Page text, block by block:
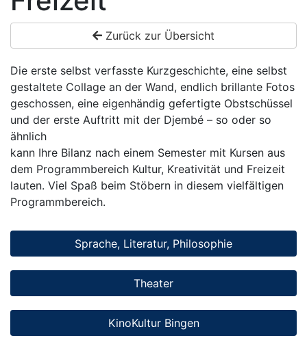
Zurück zur Übersicht
Die erste selbst verfasste Kurzgeschichte, eine selbst
gestaltete Collage an der Wand, endlich brillante Fotos
geschossen, eine eigenhändig gefertigte Obstschüssel
und der erste Auftritt mit der Djembé – so oder so
ähnlich
kann Ihre Bilanz nach einem Semester mit Kursen aus
dem Programmbereich Kultur, Kreativität und Freizeit
lauten. Viel Spaß beim Stöbern in diesem vielfältigen
Programmbereich.
Sprache, Literatur, Philosophie
Theater
KinoKultur Bingen